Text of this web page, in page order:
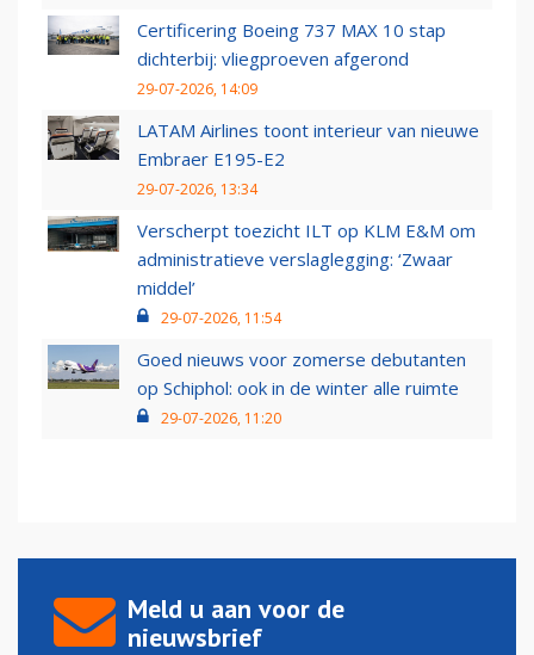
Certificering Boeing 737 MAX 10 stap
dichterbij: vliegproeven afgerond
29-07-2026, 14:09
LATAM Airlines toont interieur van nieuwe
Embraer E195-E2
29-07-2026, 13:34
Verscherpt toezicht ILT op KLM E&M om
administratieve verslaglegging: ‘Zwaar
middel’
29-07-2026, 11:54
Goed nieuws voor zomerse debutanten
op Schiphol: ook in de winter alle ruimte
29-07-2026, 11:20
Meld u aan voor de
nieuwsbrief